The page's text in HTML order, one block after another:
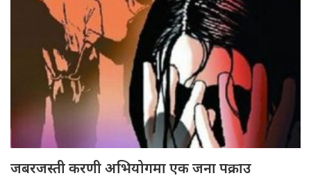
जबरजस्ती करणी अभियोगमा एक जना पक्राउ